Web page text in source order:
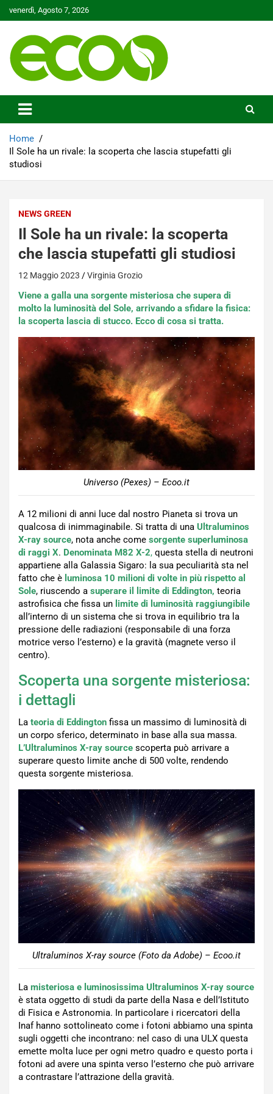
to
venerdì, Agosto 7, 2026
Ecoo.it
Home
Il Sole ha un rivale: la scoperta che lascia stupefatti gli
studiosi
NEWS GREEN
Il Sole ha un rivale: la scoperta
che lascia stupefatti gli studiosi
12 Maggio 2023 Virginia Grozio
Viene a galla una sorgente misteriosa che supera di
molto la luminosità del Sole, arrivando a sfidare la fisica:
la scoperta lascia di stucco. Ecco di cosa si tratta.
Universo (Pexes) – Ecoo.it
A 12 milioni di anni luce dal nostro Pianeta si trova un
qualcosa di inimmaginabile. Si tratta di una Ultraluminos
X-ray source, nota anche come sorgente superluminosa
di raggi X. Denominata M82 X-2, questa stella di neutroni
appartiene alla Galassia Sigaro: la sua peculiarità sta nel
fatto che è luminosa 10 milioni di volte in più rispetto al
Sole, riuscendo a superare il limite di Eddington, teoria
astrofisica che fissa un limite di luminosità raggiungibile
all’interno di un sistema che si trova in equilibrio tra la
pressione delle radiazioni (responsabile di una forza
motrice verso l’esterno) e la gravità (magnete verso il
centro).
Scoperta una sorgente misteriosa:
i dettagli
La teoria di Eddington fissa un massimo di luminosità di
un corpo sferico, determinato in base alla sua massa.
L’Ultraluminos X-ray source scoperta può arrivare a
superare questo limite anche di 500 volte, rendendo
questa sorgente misteriosa.
Ultraluminos X-ray source (Foto da Adobe) – Ecoo.it
La misteriosa e luminosissima Ultraluminos X-ray source
è stata oggetto di studi da parte della Nasa e dell’Istituto
di Fisica e Astronomia. In particolare i ricercatori della
Inaf hanno sottolineato come i fotoni abbiamo una spinta
sugli oggetti che incontrano: nel caso di una ULX questa
emette molta luce per ogni metro quadro e questo porta i
fotoni ad avere una spinta verso l’esterno che può arrivare
a contrastare l’attrazione della gravità.